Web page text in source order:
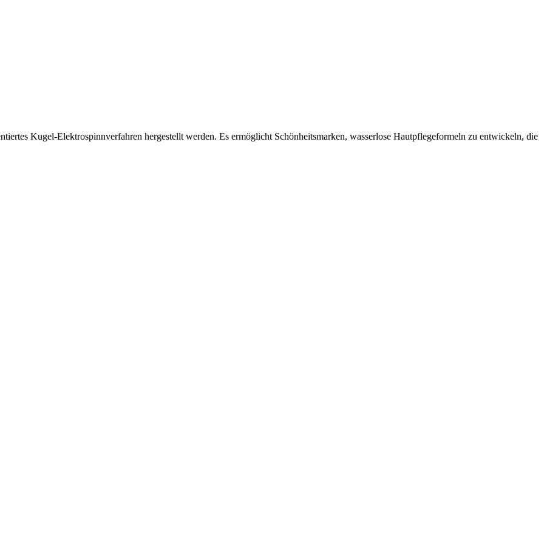
Kugel-Elektrospinnverfahren hergestellt werden. Es ermöglicht Schönheitsmarken, wasserlose Hautpflegeformeln zu entwickeln, die